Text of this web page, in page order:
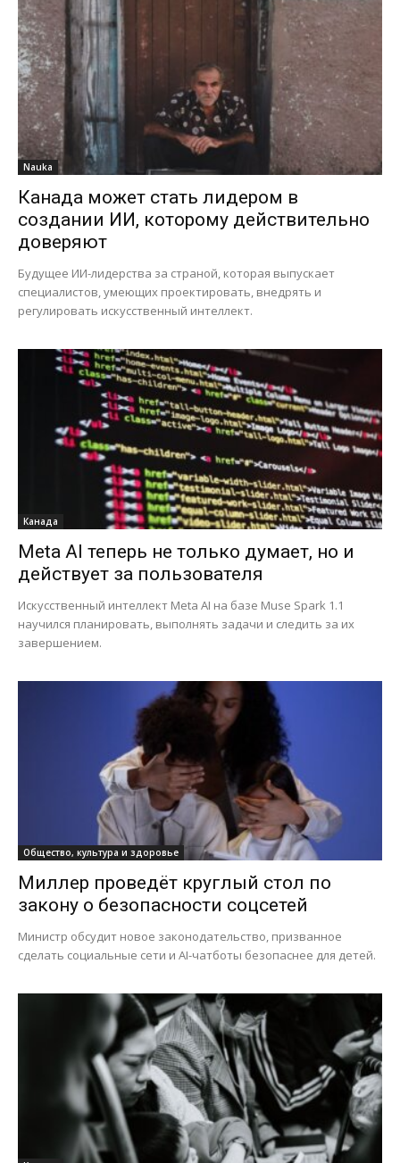
Nauka
Канада может стать лидером в
создании ИИ, которому действительно
доверяют
Будущее ИИ-лидерства за страной, которая выпускает
специалистов, умеющих проектировать, внедрять и
регулировать искусственный интеллект.
Канада
Meta AI теперь не только думает, но и
действует за пользователя
Искусственный интеллект Meta AI на базе Muse Spark 1.1
научился планировать, выполнять задачи и следить за их
завершением.
Общество, культура и здоровье
Миллер проведёт круглый стол по
закону о безопасности соцсетей
Министр обсудит новое законодательство, призванное
сделать социальные сети и AI-чатботы безопаснее для детей.